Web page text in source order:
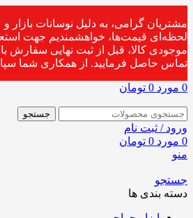
مشتریان گرامی، به دلیل نوسانات بازار
لحظه‌ای قیمت‌ها، خواهشمندیم جهت
موجودی کالا، قبل از ثبت نهایی سفارش
تماس حاصل فرمایید. از همکاری شما
0 مورد 0 تومان
جستجو
ورود / ثبت نام
0 مورد 0 تومان
منو
جستجو
دسته بندی ها